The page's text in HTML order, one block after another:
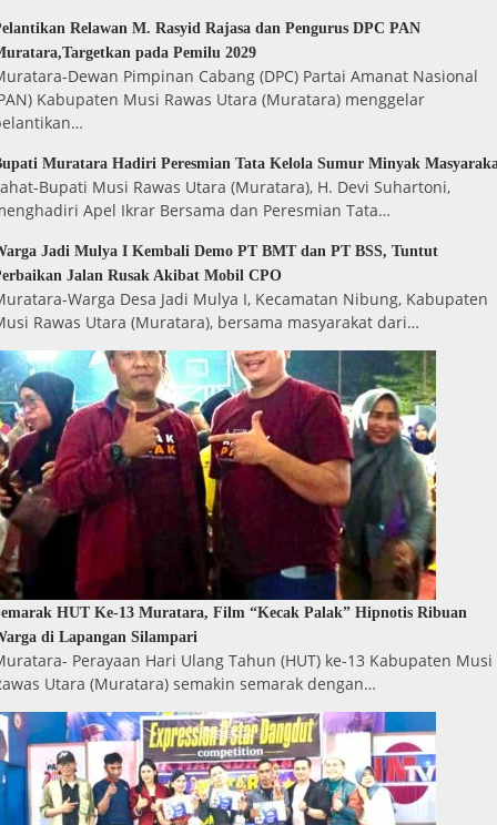
Relawan M. Rasyid Rajasa dan Pengurus DPC PAN
pada Pemilu 2029
Dewan Pimpinan Cabang (DPC) Partai Amanat Nasional
Kabupaten Musi Rawas Utara (Muratara) menggelar
Muratara Hadiri Peresmian Tata Kelola Sumur Minyak
Bupati Musi Rawas Utara (Muratara), H. Devi Suhartoni,
Apel Ikrar Bersama dan Peresmian Tata…
Jadi Mulya I Kembali Demo PT BMT dan PT BSS, Tuntut
Jalan Rusak Akibat Mobil CPO
Warga Desa Jadi Mulya I, Kecamatan Nibung, Kabupaten
Rawas Utara (Muratara), bersama masyarakat dari…
HUT Ke-13 Muratara, Film “Kecak Palak” Hipnotis Ribuan
di Lapangan Silampari
Perayaan Hari Ulang Tahun (HUT) ke-13 Kabupaten Musi
Utara (Muratara) semakin semarak dengan…